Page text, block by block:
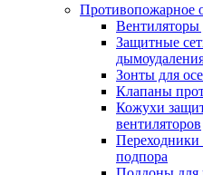
Противопожарное
Вентиляторы
Защитные
Зонты для
Клапаны
Кожухи
вентиляторов
Переходники
подпора